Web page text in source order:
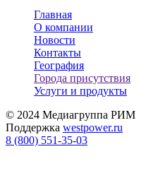
Главная
О компании
Новости
Контакты
География
Города присутствия
Услуги и продукты
© 2024 Медиагруппа РИМ
Поддержка westpower.ru
8 (800) 551-35-03